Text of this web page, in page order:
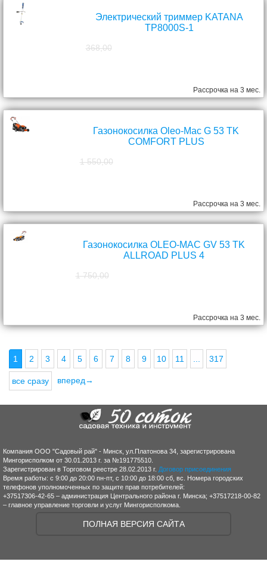
Электрический триммер KATANA
TP8000S-1
368,00
Рассрочка на 3 мес.
Газонокосилка Oleo-Mac G 53 TK
COMFORT PLUS
1 550,00
Рассрочка на 3 мес.
Газонокосилка OLEO-MAC GV 53 TK
ALLROAD PLUS 4
1 750,00
Рассрочка на 3 мес.
1 2 3 4 5 6 7 8 9 10 11 ... 317
все сразу вперед→
Компания ООО "Садовый рай" - Минск, ул.Платонова 34, зарегистрирована
Мингорисполком от 30.01.2013 г. за №191775510.
Зарегистрирован в Торговом реестре 28.02.2013 г. Договор присоединения
Время работы: с 9:00 до 20:00 пн-пт, с 10:00 до 18:00 сб, вс. Номера городских
телефонов уполномоченных по защите прав потребителей:
+37517306-42-65 – администрация Центрального района г. Минска; +37517218-00-82
– главное управление торговли и услуг Мингорисполкома.
ПОЛНАЯ ВЕРСИЯ САЙТА